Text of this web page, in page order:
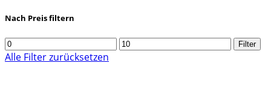
Nach Preis filtern
Min.
Preis
Max.
Filter
Alle Filter zurücksetzen